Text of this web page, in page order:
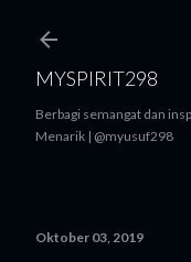
MYSPIRIT298
Berbagi semangat dan
Menarik | @myusuf298
Oktober 03, 2019